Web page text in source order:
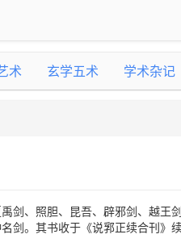
术 玄学五术 学术杂记
剑、照胆、昆吾、辟邪剑、越王
剑。其书收于《说郛正续合刊》